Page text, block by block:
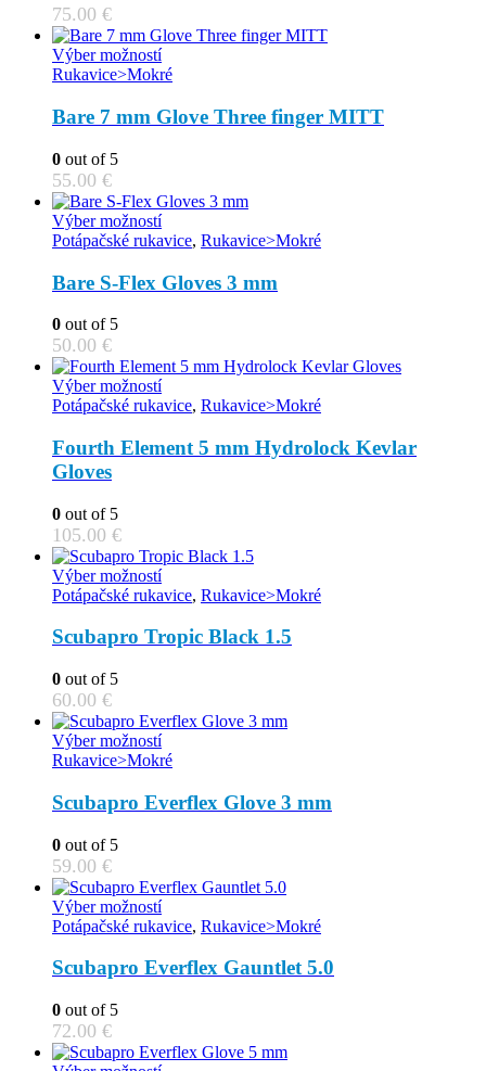
may
be
chosen
on
product
75.00 €
Výber možnostíThis
product
multiple
variants.
be
chosen
on
product
Rukavice>Mokré
Bare 7 mm Glove Three finger MITT
0 out of 5
55.00 €
Výber možnostíThis
product
multiple
variants.
may
be
chosen
on
product
Potápačské rukavice, Rukavice>Mokré
Bare S-Flex Gloves 3 mm
0 out of 5
50.00 €
Výber možnostíThis
product
multiple
variants.
chosen
on
the
page
Potápačské rukavice, Rukavice>Mokré
Fourth Element 5 mm Hydrolock Kevlar
Gloves
0 out of 5
105.00 €
Výber možnostíThis
product
multiple
variants.
may
be
chosen
on
product
Potápačské rukavice, Rukavice>Mokré
Scubapro Tropic Black 1.5
0 out of 5
60.00 €
Výber možnostíThis
product
multiple
variants.
be
chosen
on
product
Rukavice>Mokré
Scubapro Everflex Glove 3 mm
0 out of 5
59.00 €
Výber možnostíThis
product
multiple
may
be
Potápačské rukavice, Rukavice>Mokré
Scubapro Everflex Gauntlet 5.0
0 out of 5
72.00 €